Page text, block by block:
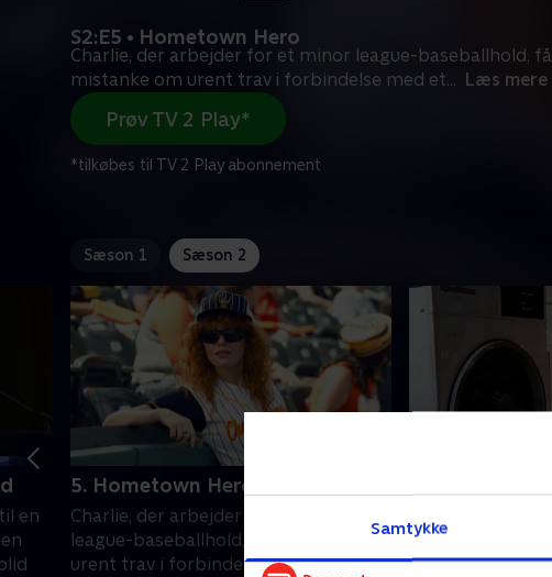
Samtykke
S2:E5 • Hometown Hero
Charlie, der arbejder for et minor league-baseballhold,
mistanke om urent trav i forbindelse med et... Læs mere
Prøv TV 2 Play*
*tilkøbes til TV 2 Play abonnement
Sæson 1 Sæson 2
en
5. Hometown Hero
Charlie, der arbejder for et minor
league-baseballhold, får mistanke om
urent trav i forbindelse med et
ondsindet
som involverer